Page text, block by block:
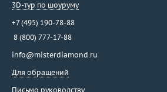
3D-тур по шоуруму
+7 (495) 190-78-88
8 (800) 777-17-88
info@misterdiamond.ru
Для обращений
Письмо руководству